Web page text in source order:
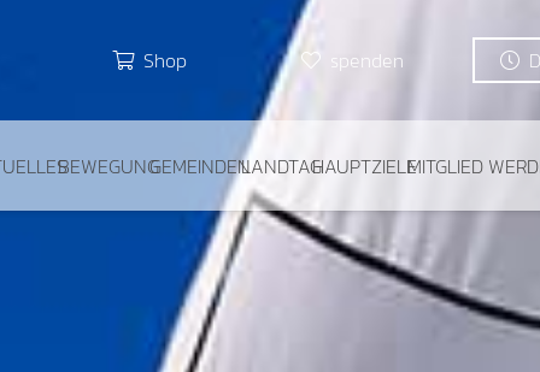
Shop spenden
BEWEGUNGGEMEINDENLANDTAGHAUPTZIELEMITGLIED